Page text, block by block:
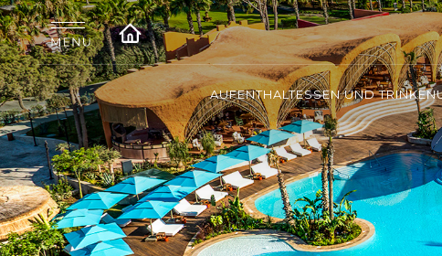
AUFENTHALTESSEN UND TRINKEN